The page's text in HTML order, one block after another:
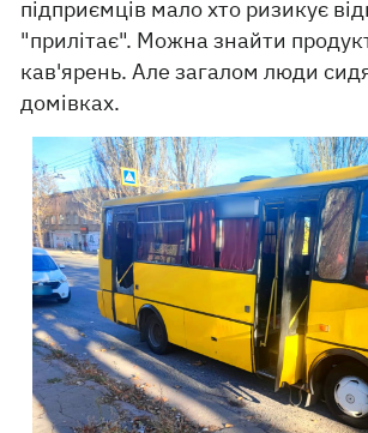
підприємців мало хто ризикує
"прилітає". Можна знайти
кав'ярень. Але загалом люди
домівках.